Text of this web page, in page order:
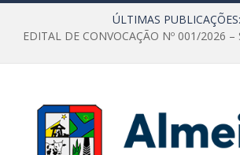
ÚLTIMAS PUBLICAÇÕES:
EDITAL DE CONVOCAÇÃO Nº 001/2026 –